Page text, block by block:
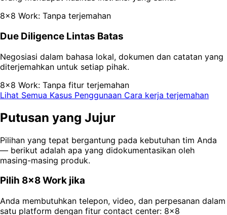
8x8 Work: Tanpa terjemahan
Due Diligence Lintas Batas
Negosiasi dalam bahasa lokal, dokumen dan catatan yang
diterjemahkan untuk setiap pihak.
8x8 Work: Tanpa fitur terjemahan
Lihat Semua Kasus Penggunaan Cara kerja terjemahan
Putusan yang Jujur
Pilihan yang tepat bergantung pada kebutuhan tim Anda
— berikut adalah apa yang didokumentasikan oleh
masing-masing produk.
Pilih 8x8 Work jika
Anda membutuhkan telepon, video, dan perpesanan dalam
satu platform dengan fitur contact center: 8x8